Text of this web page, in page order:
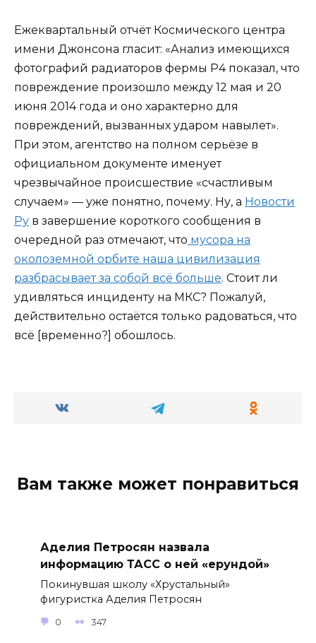
Ежеквартальный отчёт Космического центра
имени Джонсона гласит: «Анализ имеющихся
фотографий радиаторов фермы P4 показал, что
повреждение произошло между 12 мая и 20
июня 2014 года и оно характерно для
повреждений, вызванных ударом навылет».
При этом, агентство на полном серьёзе в
официальном документе именует
чрезвычайное происшествие «счастливым
случаем» — уже понятно, почему. Ну, а Новости
Ру в завершение короткого сообщения в
очередной раз отмечают, что мусора на
околоземной орбите наша цивилизация
разбрасывает за собой всё больше. Стоит ли
удивляться инциденту на МКС? Пожалуй,
действительно остаётся только радоваться, что
всё [временно?] обошлось.
Вам также может понравиться
Аделия Петросян назвала
информацию ТАСС о ней «ерундой»
Покинувшая школу «Хрустальный»
фигуристка Аделия Петросян
0 347